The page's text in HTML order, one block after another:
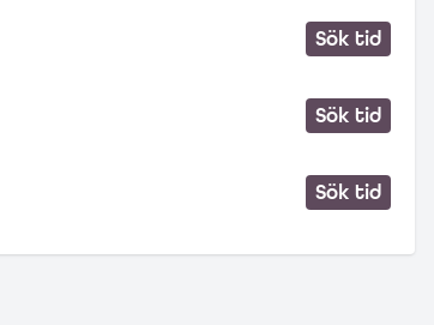
Sök tid
Sök tid
Sök tid